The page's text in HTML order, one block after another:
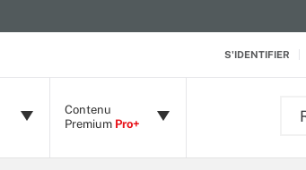
S'IDENTIFIER
Contenu
Premium Pro+